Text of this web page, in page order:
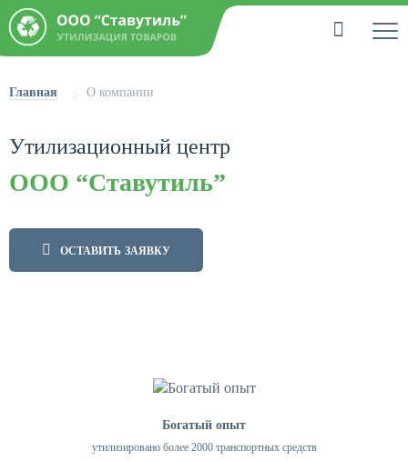
Главная О компании
Утилизационный центр
ООО “Ставутиль”
ОСТАВИТЬ ЗАЯВКУ
Богатый опыт
утилизировано более 2000 транспортных средств